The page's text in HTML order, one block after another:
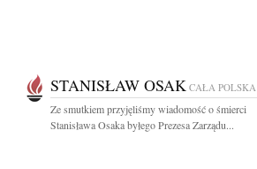
STANISŁAW OSAK CAŁA POLSKA
Ze smutkiem przyjęliśmy wiadomość o śmierci
Stanisława Osaka byłego Prezesa Zarządu...